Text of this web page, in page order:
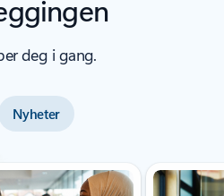
deg i gang.
Nyheter